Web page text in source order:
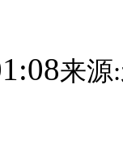
来源: